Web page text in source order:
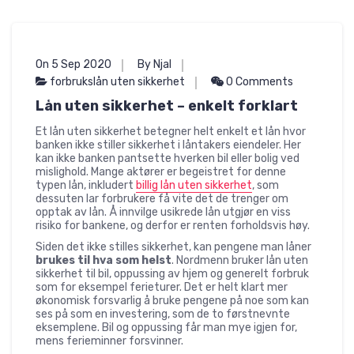
On 5 Sep 2020
By Njal
forbrukslån uten sikkerhet
0 Comments
Lån uten sikkerhet – enkelt forklart
Et lån uten sikkerhet betegner helt enkelt et lån hvor
banken ikke stiller sikkerhet i låntakers eiendeler. Her
kan ikke banken pantsette hverken bil eller bolig ved
mislighold. Mange aktører er begeistret for denne
typen lån, inkludert billig lån uten sikkerhet, som
dessuten lar forbrukere få vite det de trenger om
opptak av lån. Å innvilge usikrede lån utgjør en viss
risiko for bankene, og derfor er renten forholdsvis høy.
Siden det ikke stilles sikkerhet, kan pengene man låner
brukes til hva som helst. Nordmenn bruker lån uten
sikkerhet til bil, oppussing av hjem og generelt forbruk
som for eksempel ferieturer. Det er helt klart mer
økonomisk forsvarlig å bruke pengene på noe som kan
ses på som en investering, som de to førstnevnte
eksemplene. Bil og oppussing får man mye igjen for,
mens ferieminner forsvinner.